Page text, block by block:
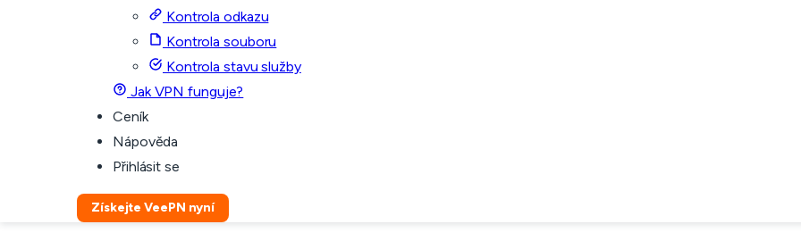
Kontrola odkazu
Kontrola souboru
Kontrola stavu služby
Jak VPN funguje?
Ceník
Nápověda
Přihlásit se
Získejte VeePN nyní